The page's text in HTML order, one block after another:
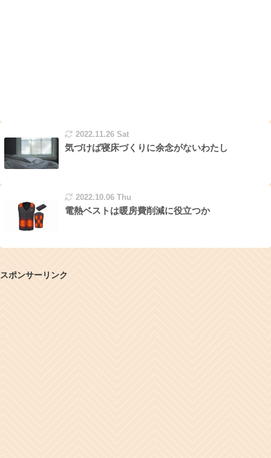
2022.11.26 Sat
気づけば寝床づくりに余念がないわたし
2022.10.06 Thu
電熱ベストは暖房費削減に役立つか
スポンサーリンク